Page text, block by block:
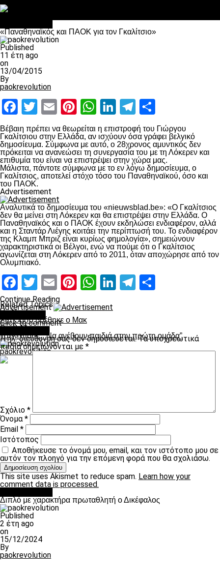
«Παναθηναϊκός και ΠΑΟΚ για τον Γκαλίτσιο»
Published
11 έτη ago
on
13/04/2015
By
paokrevolution
Facebook
Twitter
EmailPinterest
WhatsApp
LinkedIn
Telegram
Βέβαιη πρέπει να θεωρείται η επιστροφή του Γιώργου
Γκαλίτσιου στην Ελλάδα, αν ισχύουν όσα γράφει βελγικό
δημοσίευμα. Σύμφωνα με αυτό, ο 28χρονος αμυντικός δεν
πρόκειται να ανανεώσει τη συνεργασία του με τη Λόκερεν και
επιθυμία του είναι να επιστρέψει στην χώρα μας.
Μάλιστα, πάντοτε σύμφωνα με το εν λόγω δημοσίευμα, ο
Γκαλίτσιος, αποτελεί στόχο τόσο του Παναθηναϊκού, όσο και
του ΠΑΟΚ.
Advertisement
Αναλυτικά το δημοσίευμα του «nieuwsblad.be»: «Ο Γκαλίτσιος
δεν θα μείνει στη Λόκερεν και θα επιστρέψει στην Ελλάδα. Ο
Παναθηναϊκός και ο ΠΑΟΚ έχουν εκδηλώσει ενδιαφέρον, αλλά
και η Σταντάρ Λιέγης κοιτάει την περίπτωσή του. Το ενδιαφέρον
της Κλαμπ Μπριζ είναι κυρίως φημολογία», σημειώνουν
χαρακτηριστικά οι Βέλγοι, ενώ να πούμε ότι ο Γκαλίτσιος
αγωνίζεται στη Λόκερεν από το 2011, όταν αποχώρησε από τον
Ολυμπιακό.
Facebook
Twitter
EmailPinterest
WhatsApp
LinkedIn
Telegram
Related Topics:
Up Next
Στη Θάσο βρέθηκε ο Μακ
Don't Miss
Τσελεπίδης: “Να ανέβουν παιδιά στην πρώτη ομάδα”
paokrevolution
Continue Reading
Advertisement
Click to comment
Η ηλ. διεύθυνση σας δεν δημοσιεύεται. Τα υποχρεωτικά
πεδία σημειώνονται με *
Σχόλιο *
Όνομα*
Email *
Ιστότοπος
Αποθήκευσε το όνομά μου, email, και τον ιστότοπο μου σε
αυτόν τον πλοηγό για την επόμενη φορά που θα σχολιάσω.
This site uses Akismet to reduce spam. Learn how your
comment data is processed.
Διπλό με χαρακτήρα πρωταθλητή ο Δικέφαλος
Published
2 έτη ago
on
15/12/2024
By
paokrevolution